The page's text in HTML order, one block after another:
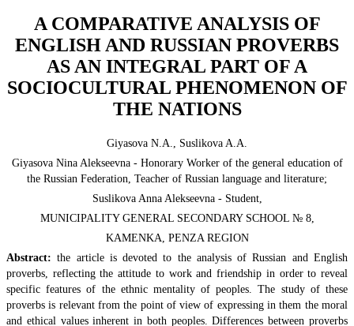
A COMPARATIVE ANALYSIS OF
ENGLISH AND RUSSIAN PROVERBS
AS AN INTEGRAL PART OF A
SOCIOCULTURAL PHENOMENON OF
THE NATIONS
Giyasova N.А., Suslikova A.А.
Giyasova Nina Alekseevna - Honorary Worker of the general education of
the Russian Federation, Teacher of Russian language and literature;
Suslikova Anna Alekseevna - Student,
MUNICIPALITY GENERAL SECONDARY SCHOOL № 8,
KAMENKA, PENZA REGION
Abstract: the article is devoted to the analysis of Russian and English
proverbs, reflecting the attitude to work and friendship in order to reveal
specific features of the ethnic mentality of peoples. The study of these
proverbs is relevant from the point of view of expressing in them the moral
and ethical values inherent in both peoples. Differences between proverbs